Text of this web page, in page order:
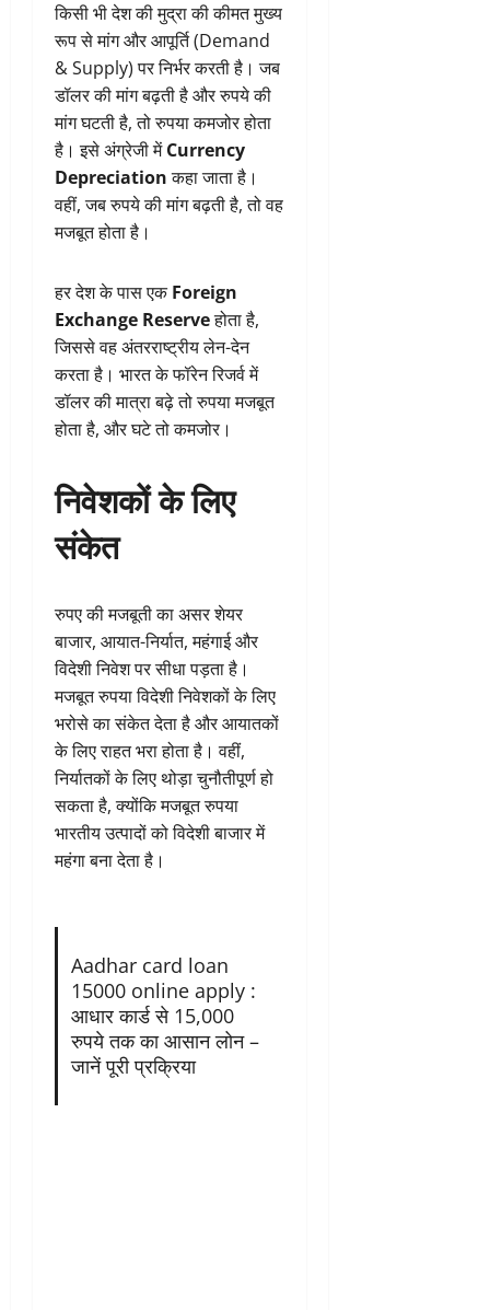
किसी भी देश की मुद्रा की कीमत मुख्य
रूप से मांग और आपूर्ति (Demand
& Supply) पर निर्भर करती है। जब
डॉलर की मांग बढ़ती है और रुपये की
मांग घटती है, तो रुपया कमजोर होता
है। इसे अंग्रेजी मेंCurrency
Depreciationकहा जाता है।
वहीं, जब रुपये की मांग बढ़ती है, तो वह
मजबूत होता है।
हर देश के पास एकForeign
Exchange Reserveहोता है,
जिससे वह अंतरराष्ट्रीय लेन-देन
करता है। भारत के फॉरेन रिजर्व में
डॉलर की मात्रा बढ़े तो रुपया मजबूत
होता है, और घटे तो कमजोर।
निवेशकों के लिए
संकेत
रुपए की मजबूती का असर शेयर
बाजार, आयात-निर्यात, महंगाई और
विदेशी निवेश पर सीधा पड़ता है।
मजबूत रुपया विदेशी निवेशकों के लिए
भरोसे का संकेत देता है और आयातकों
के लिए राहत भरा होता है। वहीं,
निर्यातकों के लिए थोड़ा चुनौतीपूर्ण हो
सकता है, क्योंकि मजबूत रुपया
भारतीय उत्पादों को विदेशी बाजार में
महंगा बना देता है।
Aadhar card loan
15000 online apply :
आधार कार्ड से 15,000
रुपये तक का आसान लोन –
जानें पूरी प्रक्रिया